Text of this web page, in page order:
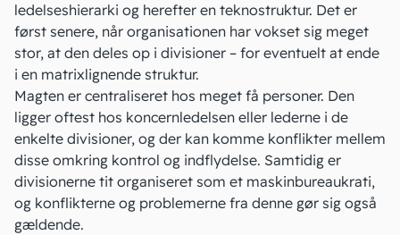
ledelseshierarki og herefter en teknostruktur. Det er
først senere, når organisationen har vokset sig meget
stor, at den deles op i divisioner – for eventuelt at ende
i en matrixlignende struktur.
Magten er centraliseret hos meget få personer. Den
ligger oftest hos koncernledelsen eller lederne i de
enkelte divisioner, og der kan komme konflikter mellem
disse omkring kontrol og indflydelse. Samtidig er
divisionerne tit organiseret som et maskinbureaukrati,
og konflikterne og problemerne fra denne gør sig også
gældende.